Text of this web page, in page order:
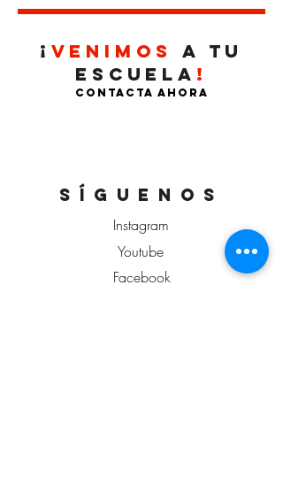
¡ VENIMOS A TU
ESCUELA !
CONTACTA AHORA
síguenos
Instagram
Facebook
Youtube